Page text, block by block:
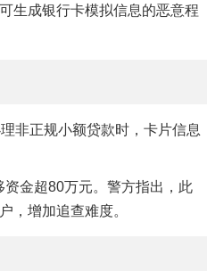
生成银行卡模拟信息的恶意程
非正规小额贷款时，卡片信息
金超80万元。警方指出，此
，增加追查难度。